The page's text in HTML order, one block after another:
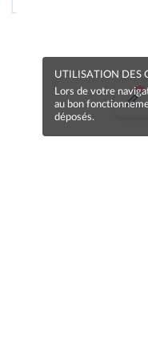
UTILISATION DES
Lors de votre
au bon
déposés.